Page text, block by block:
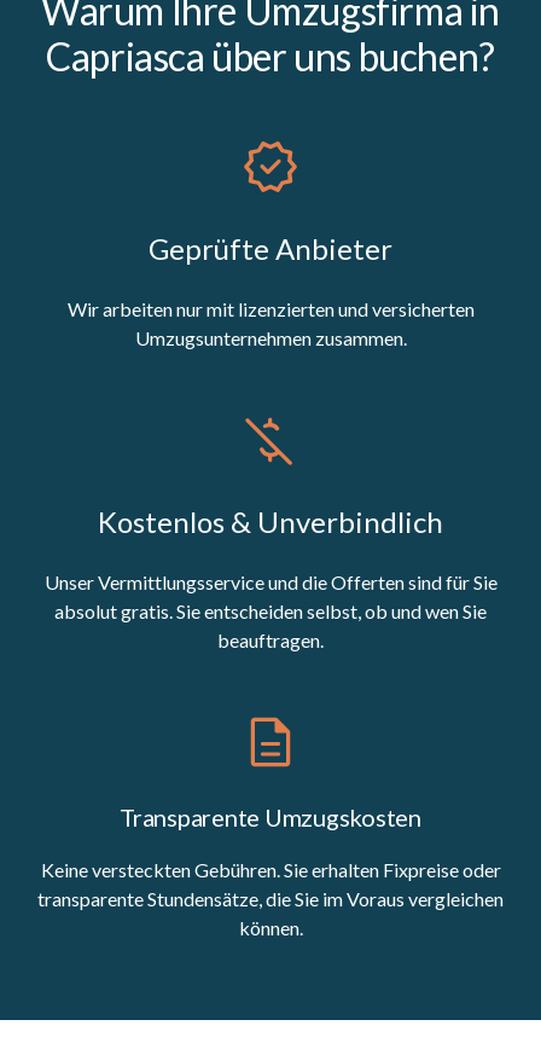
Warum Ihre Umzugsfirma in
Capriasca über uns buchen?
Geprüfte Anbieter
Wir arbeiten nur mit lizenzierten und versicherten
Umzugsunternehmen zusammen.
Kostenlos & Unverbindlich
Unser Vermittlungsservice und die Offerten sind für Sie
absolut gratis. Sie entscheiden selbst, ob und wen Sie
beauftragen.
Transparente Umzugskosten
Keine versteckten Gebühren. Sie erhalten Fixpreise oder
transparente Stundensätze, die Sie im Voraus vergleichen
können.